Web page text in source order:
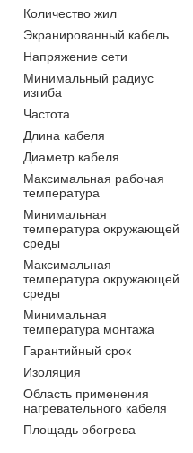
Количество жил
Экранированный кабель
Напряжение сети
Минимальный радиус
изгиба
Частота
Длина кабеля
Диаметр кабеля
Максимальная рабочая
температура
Минимальная
температура окружающей
среды
Максимальная
температура окружающей
среды
Минимальная
температура монтажа
Гарантийный срок
Изоляция
Область применения
нагревательного кабеля
Площадь обогрева